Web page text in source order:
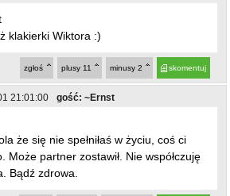
klakierki Wiktora :)
skomentuj
minusy 2
plusy 11
zgłoś
21:01:00 gość: ~Ernst
że się nie spełniłaś w życiu, coś ci
Może partner zostawił. Nie współczuję
Bądź zdrowa.